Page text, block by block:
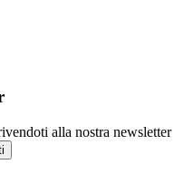
alla nostra newsletter